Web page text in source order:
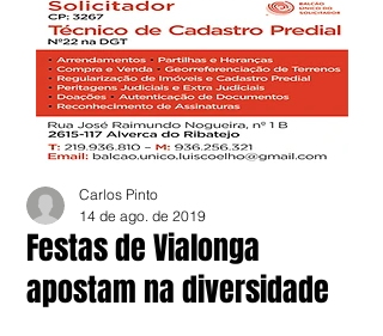
Festas de Vialonga
apostam na diversidade
Carlos Pinto
14 de ago. de 2019